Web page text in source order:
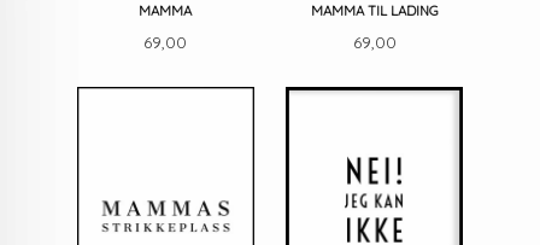
MAMMA
Pris
69,00
MAMMA TIL LADING
Pris
69,00